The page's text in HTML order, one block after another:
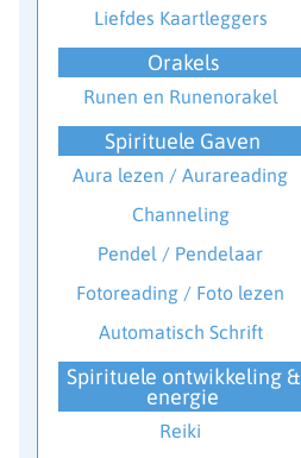
Liefdes Kaartleggers
Orakels
Runen en Runenorakel
Spirituele Gaven
Aura lezen / Aurareading
Channeling
Pendel / Pendelaar
Fotoreading / Foto lezen
Automatisch Schrift
Spirituele ontwikkeling &
energie
Reiki